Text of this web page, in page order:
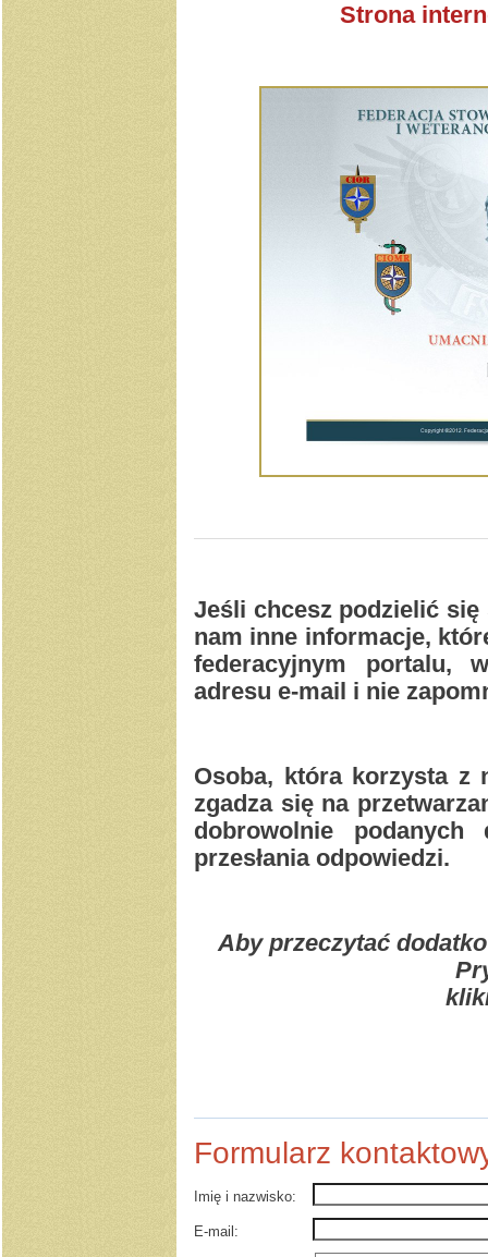
Strona
Jeśli chcesz podzielić się
nam inne informacje,
federacyjnym portalu,
adresu e-mail i nie
Osoba, która korzysta z
zgadza się na
dobrowolnie
przesłania odpowiedzi.
Aby przeczytać
Formularz
Imię i nazwisko:
E-mail: